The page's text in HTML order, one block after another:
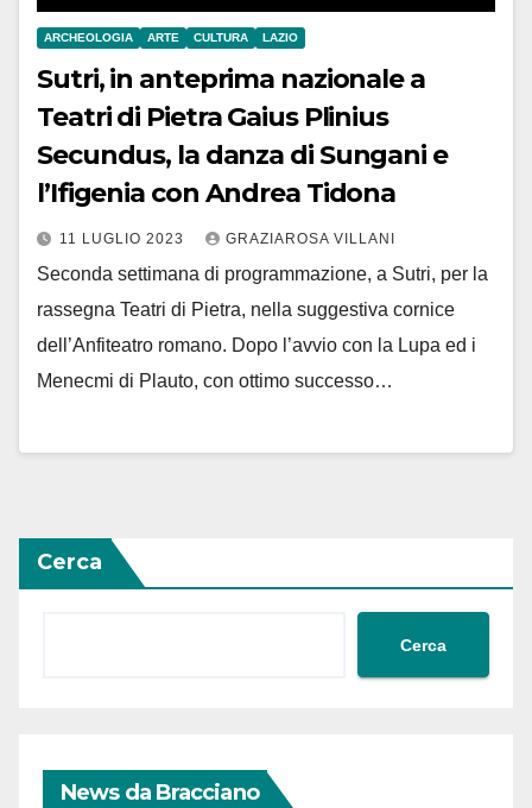
ARCHEOLOGIA ARTE CULTURA LAZIO
Sutri, in anteprima nazionale a
Teatri di Pietra Gaius Plinius
Secundus, la danza di Sungani e
l’Ifigenia con Andrea Tidona
11 LUGLIO 2023 GRAZIAROSA VILLANI
Seconda settimana di programmazione, a Sutri, per la
rassegna Teatri di Pietra, nella suggestiva cornice
dell’Anfiteatro romano. Dopo l’avvio con la Lupa ed i
Menecmi di Plauto, con ottimo successo…
Cerca
Cerca
News da Bracciano